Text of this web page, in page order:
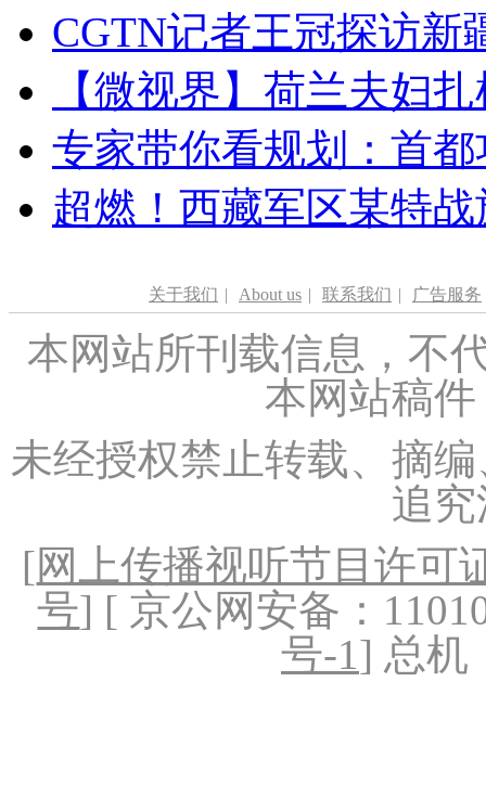
CGTN记者王冠探访新
【微视界】荷兰夫妇
专家带你看规划：首
超燃！西藏军区某特
关于我们 | About us | 联系我们 | 广告服务
本网站所刊载信息，不
本网站稿
未经授权禁止转载、摘
追
[网上传播视听节目许可
号] [ 京公网安备：
号-1] 总机